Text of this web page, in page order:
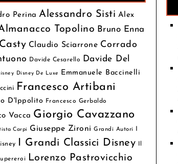
Perina Alessandro Sisti Alex
Topolino Bruno Enna
Casty Claudio Sciarrone Corrado
Davide Cesarello
Davide Del
Disney De Luxe Emmanuele Baccinelli
Francesco Artibani
D'Ippolito Francesco Gerbaldo
Vacca Giorgio Cavazzano
Carpi Giuseppe Zironi Grandi Autori
I Grandi Classici Disney
Lorenzo Pastrovicchio